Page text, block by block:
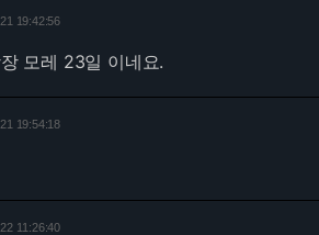
19:42:56
모레 23일 이네요.
19:54:18
11:26:40